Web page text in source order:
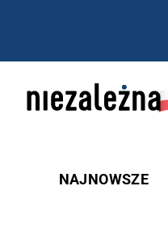
NAJNOWSZE